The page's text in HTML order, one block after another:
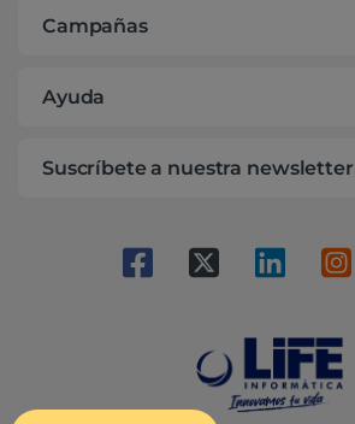
Campañas
Ayuda
Suscríbete a nuestra newsletter